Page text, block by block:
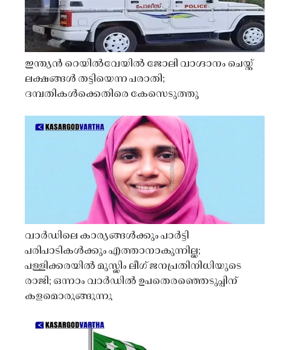
ഇന്ത്യൻ റെയിൽവേയിൽ ജോലി വാഗ്ദാനം ചെയ്ത്
ലക്ഷങ്ങൾ തട്ടിയെന്ന പരാതി;
ദമ്പതികൾക്കെതിരെ കേസെടുത്തു
വാർഡിലെ കാര്യങ്ങൾക്കും പാർട്ടി
പരിപാടികൾക്കും എത്താനാകുന്നില്ല;
പള്ളിക്കരയിൽ മുസ്ലിം ലീഗ് ജനപ്രതിനിധിയുടെ
രാജി; ഒന്നാം വാർഡിൽ ഉപതെരഞ്ഞെടുപ്പിന്
കളമൊരുങ്ങുന്നു